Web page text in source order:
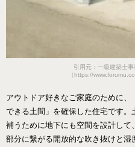
引用元：一級建築士
（https://
アウトドア好きなご家庭のために
できる土間」を確保した住宅です
補うために地下にも空間を設計し
部分に繋がる開放的な吹き抜けと